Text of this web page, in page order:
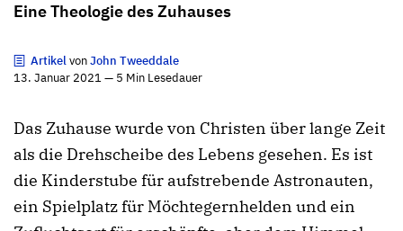
Eine Theologie des Zuhauses
ArtikelvonJohn Tweeddale
13. Januar 2021 — 5 Min Lesedauer
Das Zuhause wurde von Christen über lange Zeit
als die Drehscheibe des Lebens gesehen. Es ist
die Kinderstube für aufstrebende Astronauten,
ein Spielplatz für Möchtegernhelden und ein